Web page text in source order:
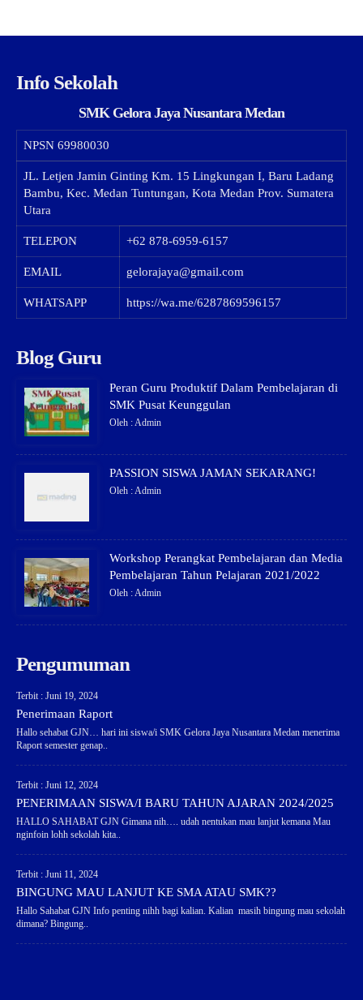
Info Sekolah
SMK Gelora Jaya Nusantara Medan
NPSN 69980030
JL. Letjen Jamin Ginting Km. 15 Lingkungan I, Baru Ladang
Bambu, Kec. Medan Tuntungan, Kota Medan Prov. Sumatera
Utara
TELEPON +62 878-6959-6157
EMAIL gelorajaya@gmail.com
WHATSAPP https://wa.me/6287869596157
Blog Guru
Peran Guru Produktif Dalam Pembelajaran di
SMK Pusat Keunggulan
Oleh : Admin
PASSION SISWA JAMAN SEKARANG!
Oleh : Admin
Workshop Perangkat Pembelajaran dan Media
Pembelajaran Tahun Pelajaran 2021/2022
Oleh : Admin
Pengumuman
Terbit : Juni 19, 2024
Penerimaan Raport
Hallo sehabat GJN… hari ini siswa/i SMK Gelora Jaya Nusantara Medan menerima
Raport semester genap..
Terbit : Juni 12, 2024
PENERIMAAN SISWA/I BARU TAHUN AJARAN 2024/2025
HALLO SAHABAT GJN Gimana nih…. udah nentukan mau lanjut kemana Mau
nginfoin lohh sekolah kita..
Terbit : Juni 11, 2024
BINGUNG MAU LANJUT KE SMA ATAU SMK??
Hallo Sahabat GJN Info penting nihh bagi kalian. Kalian masih bingung mau sekolah
dimana? Bingung..